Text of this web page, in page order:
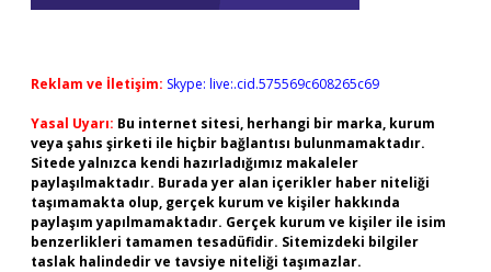
Reklam ve İletişim: Skype: live:.cid.575569c608265c69
Yasal Uyarı: Bu internet sitesi, herhangi bir marka, kurum
veya şahıs şirketi ile hiçbir bağlantısı bulunmamaktadır.
Sitede yalnızca kendi hazırladığımız makaleler
paylaşılmaktadır. Burada yer alan içerikler haber niteliği
taşımamakta olup, gerçek kurum ve kişiler hakkında
paylaşım yapılmamaktadır. Gerçek kurum ve kişiler ile isim
benzerlikleri tamamen tesadüfidir. Sitemizdeki bilgiler
taslak halindedir ve tavsiye niteliği taşımazlar.